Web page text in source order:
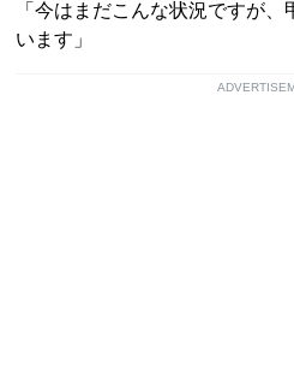
「今はまだこんな状況ですが
います」